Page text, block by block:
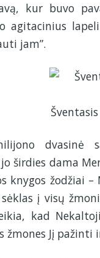
kur buvo
agitacinius
jam”.
dvasinė
širdies dama
knygos žodžiai
į visų
kad
Jį pažinti